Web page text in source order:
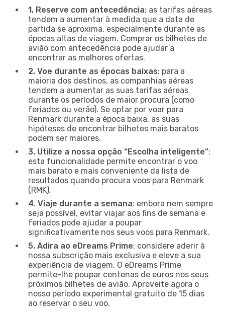
1. Reserve com antecedência: as tarifas aéreas
tendem a aumentar à medida que a data de
partida se aproxima, especialmente durante as
épocas altas de viagem. Comprar os bilhetes de
avião com antecedência pode ajudar a
encontrar as melhores ofertas.
2. Voe durante as épocas baixas: para a
maioria dos destinos, as companhias aéreas
tendem a aumentar as suas tarifas aéreas
durante os períodos de maior procura (como
feriados ou verão). Se optar por voar para
Renmark durante a época baixa, as suas
hipóteses de encontrar bilhetes mais baratos
podem ser maiores.
3. Utilize a nossa opção “Escolha inteligente”:
esta funcionalidade permite encontrar o voo
mais barato e mais conveniente da lista de
resultados quando procura voos para Renmark
(RMK).
4. Viaje durante a semana: embora nem sempre
seja possível, evitar viajar aos fins de semana e
feriados pode ajudar a poupar
significativamente nos seus voos para Renmark.
5. Adira ao eDreams Prime: considere aderir à
nossa subscrição mais exclusiva e eleve a sua
experiência de viagem. O eDreams Prime
permite-lhe poupar centenas de euros nos seus
próximos bilhetes de avião. Aproveite agora o
nosso período experimental gratuito de 15 dias
ao reservar o seu voo.